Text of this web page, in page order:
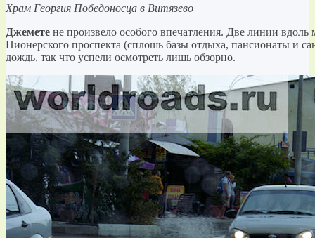
Храм Георгия Победоносца в Витязево
Джемете не произвело особого впечатления. Две линии
Пионерского проспекта (сплошь базы отдыха, пансионаты и
дождь, так что успели осмотреть лишь обзорно.